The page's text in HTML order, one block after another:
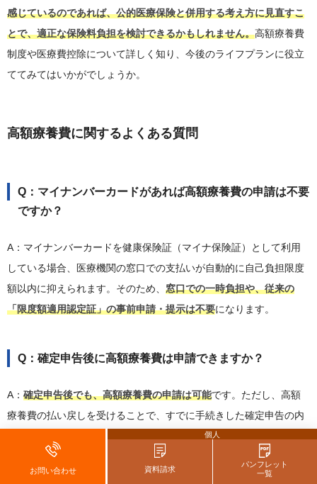
感じているのであれば、公的医療保険と併用する考え方に見直すこ
とで、適正な保険料負担を検討できるかもしれません。高額療養費
制度や医療費控除について詳しく知り、今後のライフプランに役立
ててみてはいかがでしょうか。
高額療養費に関するよくある質問
Q：マイナンバーカードがあれば高額療養費の申請は不要
ですか？
A：マイナンバーカードを健康保険証（マイナ保険証）として利用
している場合、医療機関の窓口での支払いが自動的に自己負担限度
額以内に抑えられます。そのため、 窓口での一時負担や、従来の
「限度額適用認定証」の事前申請・提示は不要になります。
Q：確定申告後に高額療養費は申請できますか？
A： 確定申告後でも、高額療養費の申請は可能です。ただし、高額
療養費の払い戻しを受けることで、すでに手続きした確定申告の内
容に誤りが生じることがあります。その場合、改めて確定申告の修
正申告が必要となりますので注意しましょう。
お問い合わせ
個人
資料請求
パンフレット
一覧